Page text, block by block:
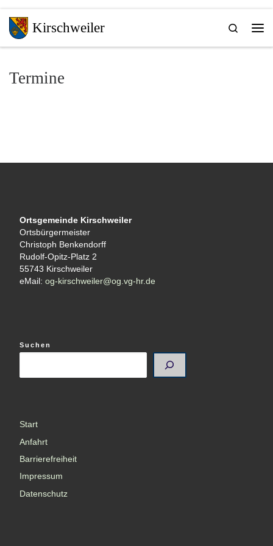
Zum Inhalt springen
Kirschweiler
Search
Termine
Ortsgemeinde Kirschweiler
Ortsbürgermeister
Christoph Benkendorff
Rudolf-Opitz-Platz 2
55743 Kirschweiler
eMail: og-kirschweiler@og.vg-hr.de
Suchen
Start
Anfahrt
Barrierefreiheit
Impressum
Datenschutz